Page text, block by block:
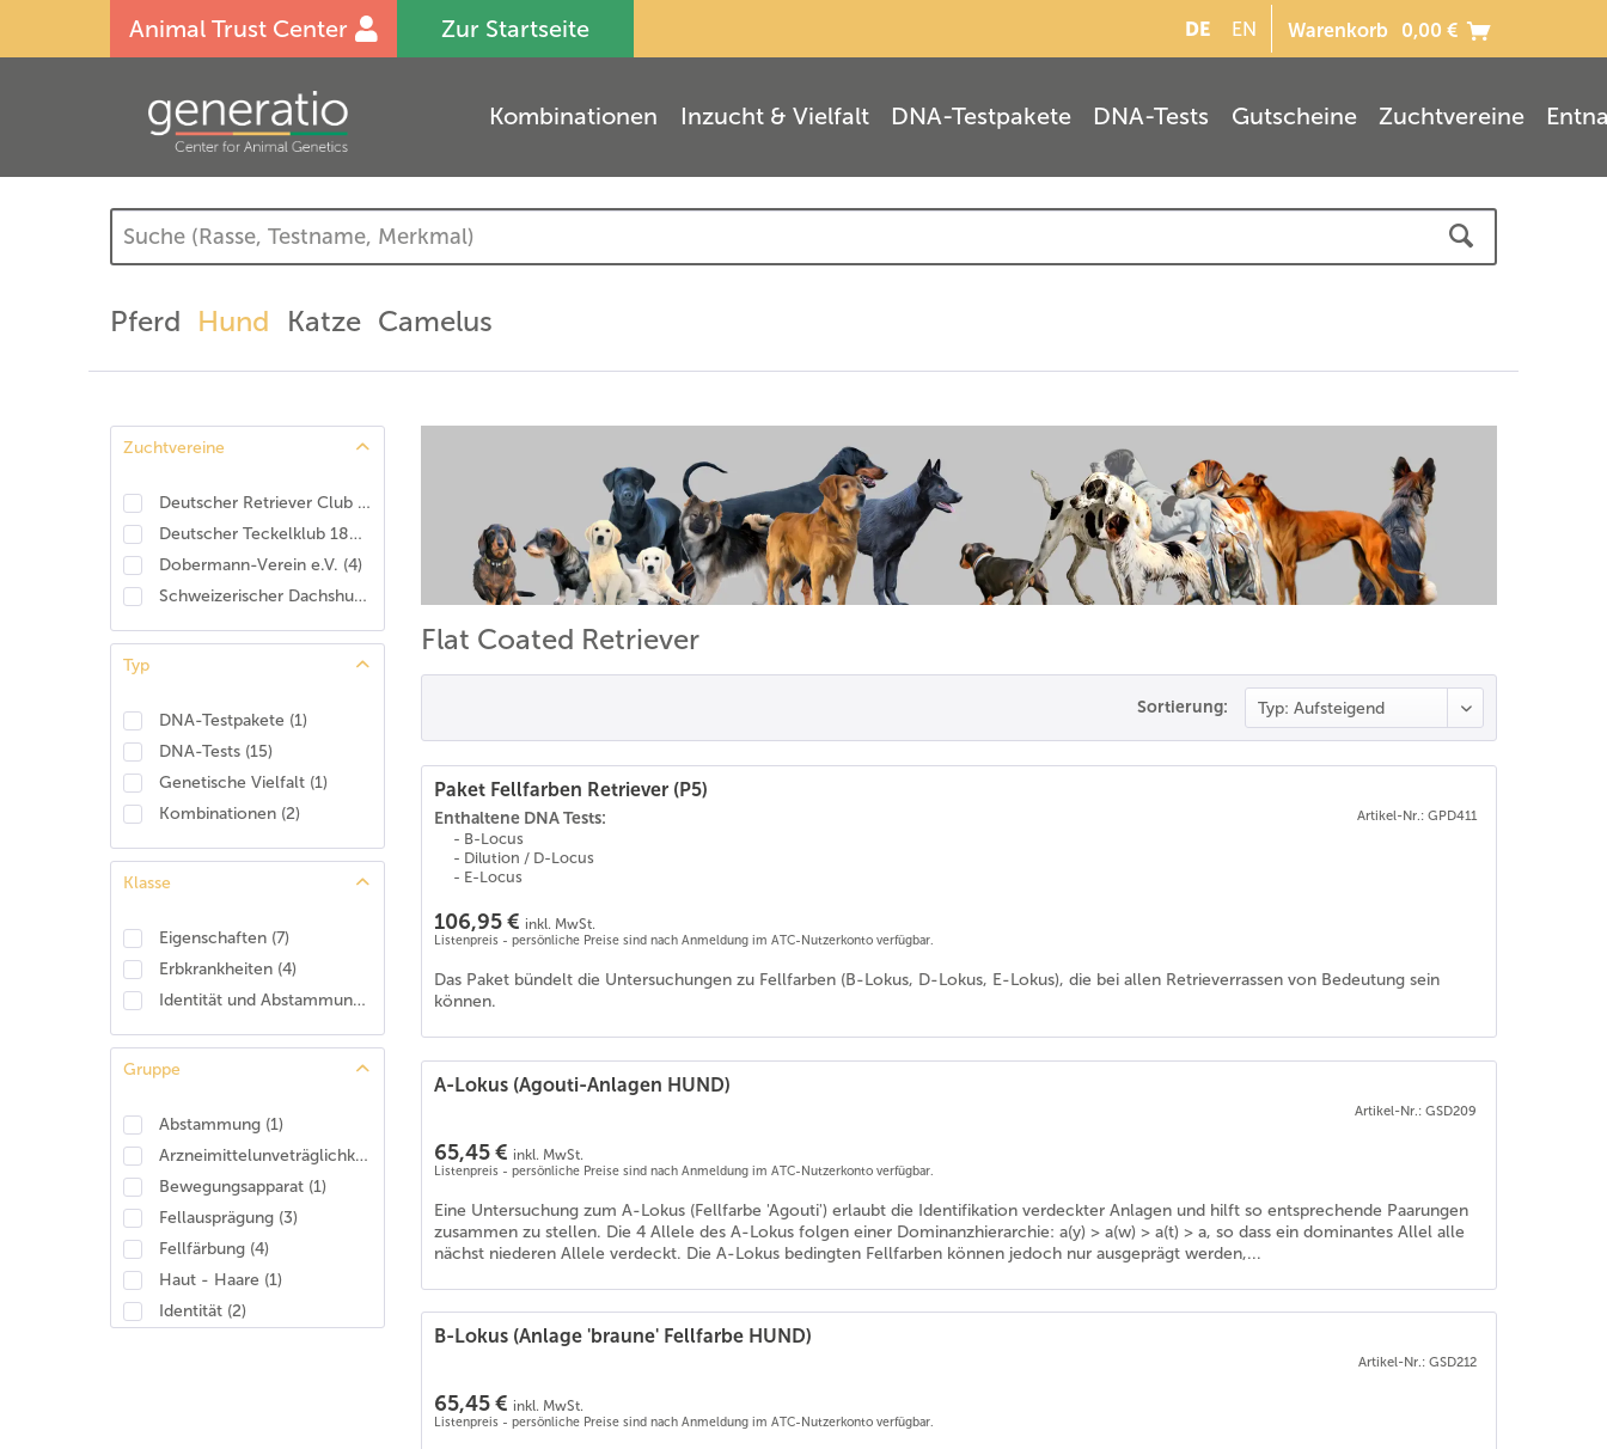
Animal Trust Center Zur Startseite DE EN Warenkorb 0,00 €
Kombinationen Inzucht & Vielfalt DNA-Testpakete DNA-Tests Gutscheine Zuchtvereine
Pferd Hund Katze Camelus
Zuchtvereine
Deutscher Retriever Club e.V., DRC. DNA-Programm Identität und Eigenschaften
Deutscher Teckelklub 1888 e.V., DTK
Dobermann-Verein e.V. (4)
Schweizerischer Dachshund Club
Typ
DNA-Testpakete (1)
DNA-Tests (15)
Genetische Vielfalt (1)
Kombinationen (2)
Klasse
Eigenschaften (7)
Erbkrankheiten (4)
Identität und Abstammung
Gruppe
Abstammung (1)
Arzneimittelunveträglichkeit
Bewegungsapparat (1)
Fellausprägung (3)
Fellfärbung (4)
Haut - Haare (1)
Identität (2)
Flat Coated Retriever
Sortierung:
Paket Fellfarben Retriever (P5)
Artikel-Nr.: GPD411
Enthaltene DNA Tests:
- B-Locus
- Dilution / D-Locus
- E-Locus
106,95 € inkl. MwSt.
Listenpreis - persönliche Preise sind nach Anmeldung im ATC-Nutzerkonto verfügbar.
Das Paket bündelt die Untersuchungen zu Fellfarben (B-Lokus, D-Lokus, E-Lokus), die bei allen Retrieverrassen von Bedeutung sein
können.
A-Lokus (Agouti-Anlagen HUND)
Artikel-Nr.: GSD209
65,45 € inkl. MwSt.
Listenpreis - persönliche Preise sind nach Anmeldung im ATC-Nutzerkonto verfügbar.
Eine Untersuchung zum A-Lokus (Fellfarbe 'Agouti') erlaubt die Identifikation verdeckter Anlagen und hilft so entsprechende Paarungen
zusammen zu stellen. Die 4 Allele des A-Lokus folgen einer Dominanzhierarchie: a(y) > a(w) > a(t) > a, so dass ein dominantes Allel alle
nächst niederen Allele verdeckt. Die A-Lokus bedingten Fellfarben können jedoch nur ausgeprägt werden,...
B-Lokus (Anlage 'braune' Fellfarbe HUND)
Artikel-Nr.: GSD212
65,45 € inkl. MwSt.
Listenpreis - persönliche Preise sind nach Anmeldung im ATC-Nutzerkonto verfügbar.